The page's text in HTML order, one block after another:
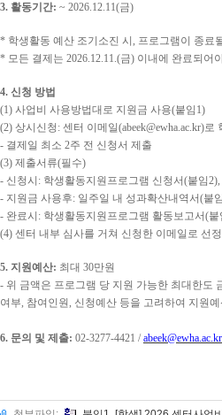
3. 활동기간: ~ 2026.12.11(금)
* 학생활동 예산 조기소진 시 , 프로그램이 종료
* 모든 결제는 2026.12.11.(금) 이내에 완료되어
4. 신청 방법
(1) 사업비 사용방법대로 지원금 사용(붙임 1)
(2) 상시신청: 센터 이메일 (abeek@ewha.ac.kr)로
- 결제일 최소 2주 전 신청서 제출
(3) 제출서류(필수)
- 신청시 : 학생활동지원프로그램 신청서(붙임2),
- 지원금 사용후: 일주일 내 성과확산내역서(붙임
- 완료시 : 학생활동지원프로그램 활동보고서(붙
(4) 센터 내부 심사를 거쳐 신청한 이메일로 선
5. 지원예산: 최대 30만원
- 위 금액은 프로그램 당 지원 가능한 최대한도
여부, 참여인원, 신청예산 등을 고려하여 지원
6. 문의 및 제출: 02-3277-4421 /abeek@ewha.ac.kr